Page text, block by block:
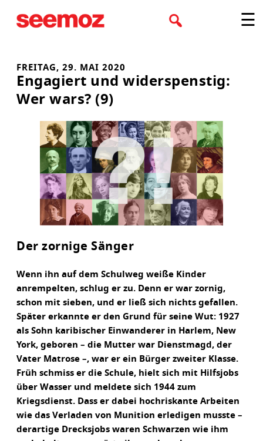
Inhalt
☰
FREITAG, 29. MAI 2020
Engagiert und widerspenstig:
Wer wars? (9)
Der zornige Sänger
Wenn ihn auf dem Schulweg weiße Kinder
anrempelten, schlug er zu. Denn er war zornig,
schon mit sieben, und er ließ sich nichts gefallen.
Später erkannte er den Grund für seine Wut: 1927
als Sohn karibischer Einwanderer in Harlem, New
York, geboren – die Mutter war Dienstmagd, der
Vater Matrose –, war er ein Bürger zweiter Klasse.
Früh schmiss er die Schule, hielt sich mit Hilfsjobs
über Wasser und meldete sich 1944 zum
Kriegsdienst. Dass er dabei hochriskante Arbeiten
wie das Verladen von Munition erledigen musste –
derartige Drecksjobs waren Schwarzen wie ihm